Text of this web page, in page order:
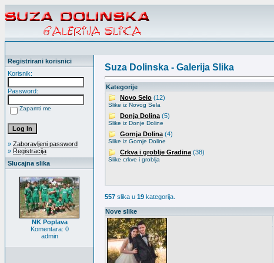
Registrirani korisnici
Korisnik:
Password:
Zapamti me
» Zaboravljeni password
» Registracija
Slucajna slika
NK Poplava
Komentara: 0
admin
Suza Dolinska - Galerija Slika
Kategorije
Novo Selo (12)
Slike iz Novog Sela
Donja Dolina (5)
Slike iz Donje Doline
Gornja Dolina (4)
Slike iz Gornje Doline
Crkva i groblje Gradina (38)
Slike crkve i groblja
557 slika u 19 kategorija.
Nove slike